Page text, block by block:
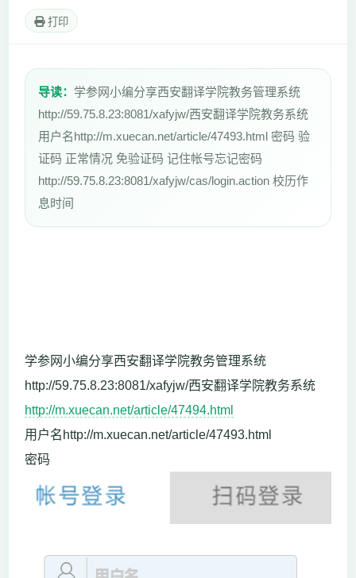
打印
导读： 学参网小编分享西安翻译学院教务管理系统
http://59.75.8.23:8081/xafyjw/西安翻译学院教务系统
用户名http://m.xuecan.net/article/47493.html 密码 验
证码 正常情况 免验证码 记住帐号忘记密码
http://59.75.8.23:8081/xafyjw/cas/login.action 校历作
息时间
学参网小编分享西安翻译学院教务管理系统
http://59.75.8.23:8081/xafyjw/西安翻译学院教务系统
http://m.xuecan.net/article/47494.html
用户名http://m.xuecan.net/article/47493.html
密码